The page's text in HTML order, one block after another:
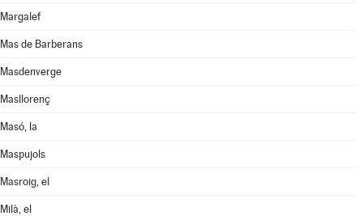
Margalef
Mas de Barberans
Masdenverge
Masllorenç
Masó, la
Maspujols
Masroig, el
Milà, el